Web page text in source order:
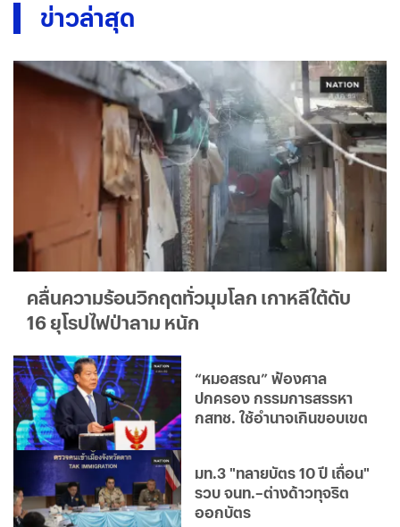
ข่าวล่าสุด
คลื่นความร้อนวิกฤตทั่วมุมโลก เกาหลีใต้ดับ
16 ยุโรปไฟป่าลาม หนัก
“หมอสรณ” ฟ้องศาล
ปกครอง กรรมการสรรหา
กสทช. ใช้อำนาจเกินขอบเขต
มท.3 "ทลายบัตร 10 ปี เถื่อน"
รวบ จนท.–ต่างด้าวทุจริต
ออกบัตร